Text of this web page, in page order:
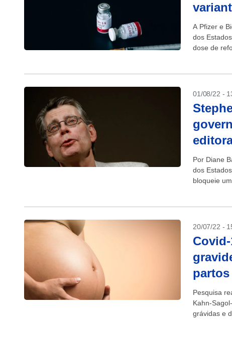
A Pfizer e
dos
dose de
01/08/22 -
Por Diane
dos
bloqueie
20/07/22 -
Pesquisa
Kahn-
grávidas e